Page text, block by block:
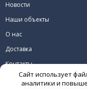
Новости
Наши объекты
О нас
Доставка
Контакты
СкачатьСайт использует
аналитики и